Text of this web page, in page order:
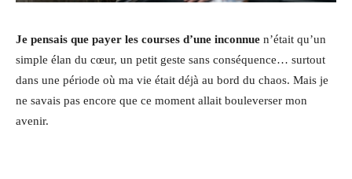
Je pensais que payer les courses d’une inconnue n’était qu’un
simple élan du cœur, un petit geste sans conséquence… surtout
dans une période où ma vie était déjà au bord du chaos. Mais je
ne savais pas encore que ce moment allait bouleverser mon
avenir.